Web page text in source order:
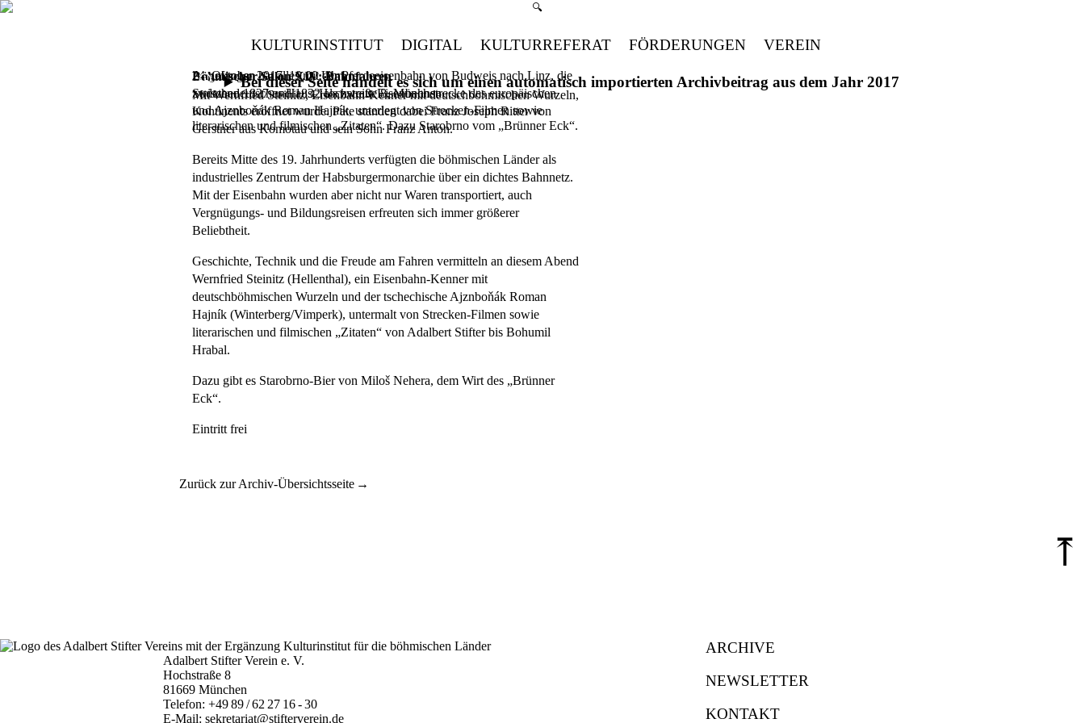
Suchmenü öffnen
🔍
KULTURINSTITUT DIGITAL KULTURREFERAT FÖRDERUNGEN VEREIN
Bei dieser Seite handelt es sich um einen automatisch importierten Archivbeitrag aus dem Jahr 2017
Böhmischer Salon XIV: Bahnfahren
Mit Wernfried Steinitz, Eisenbahn-Kenner mit deutschböhmischen Wurzeln,
und Ajznboňák Roman Hajník, unterlegt von Strecken-Filmen sowie
literarischen und filmischen „Zitaten“. Dazu Starobrno vom „Brünner Eck“.
Angefangen hat alles mit der Pferdeeisenbahn von Budweis nach Linz, die
zwischen 1827 und 1832 als zweite Eisenbahnstrecke des europäischen
Kontinents eröffnet wurde. Pate standen dabei Franz Joseph Ritter von
Gerstner aus Komotau und sein Sohn Franz Anton.
Bereits Mitte des 19. Jahrhunderts verfügten die böhmischen Länder als
industrielles Zentrum der Habsburgermonarchie über ein dichtes Bahnnetz.
Mit der Eisenbahn wurden aber nicht nur Waren transportiert, auch
Vergnügungs- und Bildungsreisen erfreuten sich immer größerer
Beliebtheit.
Geschichte, Technik und die Freude am Fahren vermitteln an diesem Abend
Wernfried Steinitz (Hellenthal), ein Eisenbahn-Kenner mit
deutschböhmischen Wurzeln und der tschechische Ajznboňák Roman
Hajník (Winterberg/Vimperk), untermalt von Strecken-Filmen sowie
literarischen und filmischen „Zitaten“ von Adalbert Stifter bis Bohumil
Hrabal.
Dazu gibt es Starobrno-Bier von Miloš Nehera, dem Wirt des „Brünner
Eck“.
Eintritt frei
24. Oktober 2017,19.00 Uhr
Sudetendeutsches Haus, Hochstraße 8, München
Zurück zur Archiv-Übersichtsseite
⤒
Adalbert Stifter Verein e. V.
Hochstraße 8
81669 München
Telefon:+49 89 / 62 27 16 - 30
E-Mail:sekretariat@stifterverein.de
ARCHIVE
NEWSLETTER
KONTAKT